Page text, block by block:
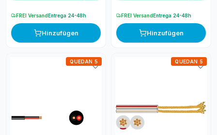
FREI VersandEntrega 24-48h
Hinzufügen
FREI VersandEntrega 24-48h
Hinzufügen
QUEDAN 5 QUEDAN 5